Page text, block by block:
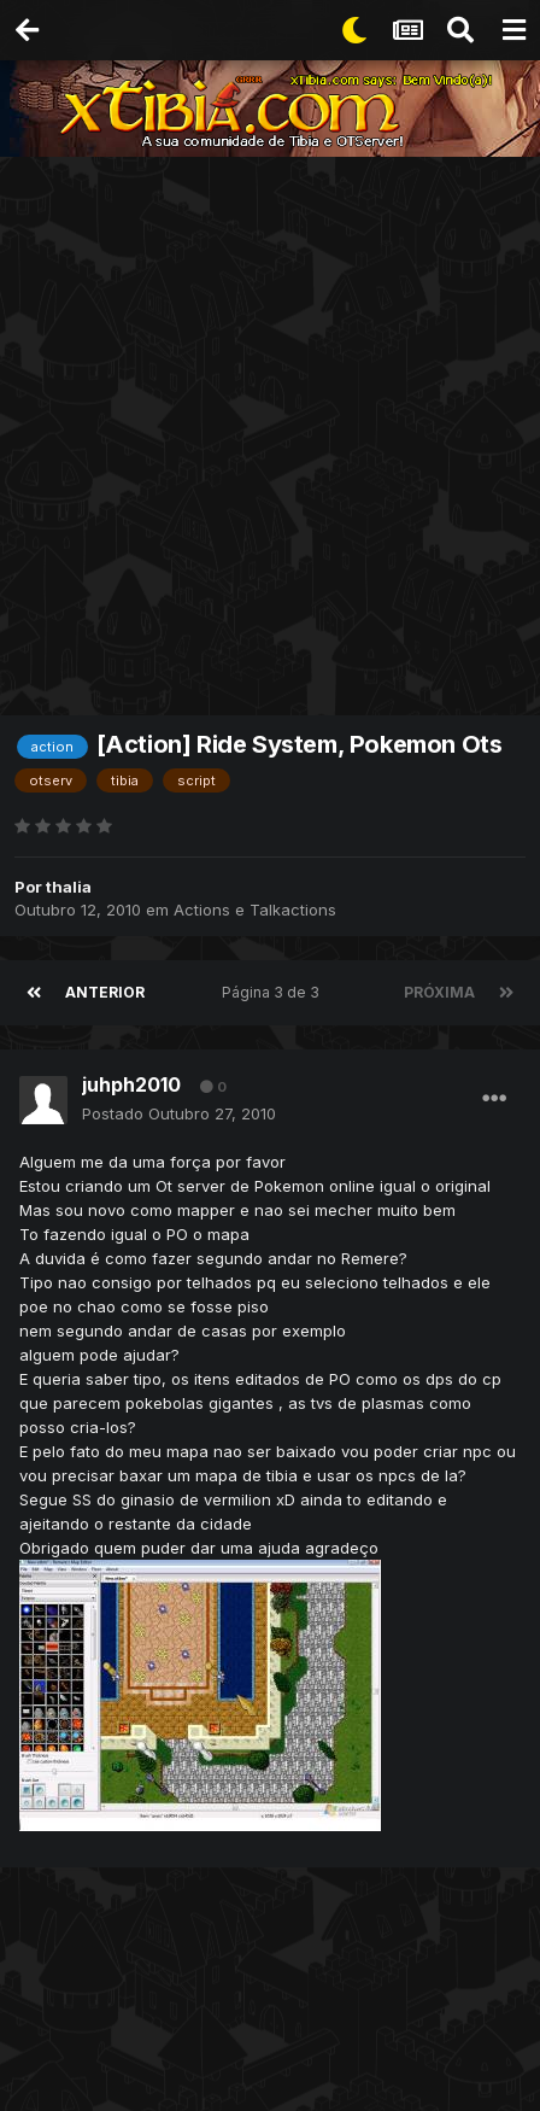
action [Action] Ride System, Pokemon Ots
otserv tibia script
Porthalia
Outubro 12, 2010 em Actions e Talkactions
ANTERIOR PRÓXIMA
Página 3 de 3
juhph2010 0
Postado Outubro 27, 2010
Alguem me da uma força por favor
Estou criando um Ot server de Pokemon online igual o original
Mas sou novo como mapper e nao sei mecher muito bem
To fazendo igual o PO o mapa
A duvida é como fazer segundo andar no Remere?
Tipo nao consigo por telhados pq eu seleciono telhados e ele
poe no chao como se fosse piso
nem segundo andar de casas por exemplo
alguem pode ajudar?
E queria saber tipo, os itens editados de PO como os dps do cp
que parecem pokebolas gigantes , as tvs de plasmas como
posso cria-los?
E pelo fato do meu mapa nao ser baixado vou poder criar npc ou
vou precisar baxar um mapa de tibia e usar os npcs de la?
Segue SS do ginasio de vermilion xD ainda to editando e
ajeitando o restante da cidade
Obrigado quem puder dar uma ajuda agradeço